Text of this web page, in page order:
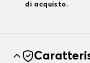
di acquisto.